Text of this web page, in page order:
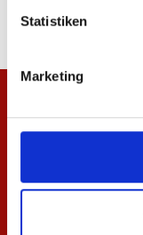
Statistiken
Marketing